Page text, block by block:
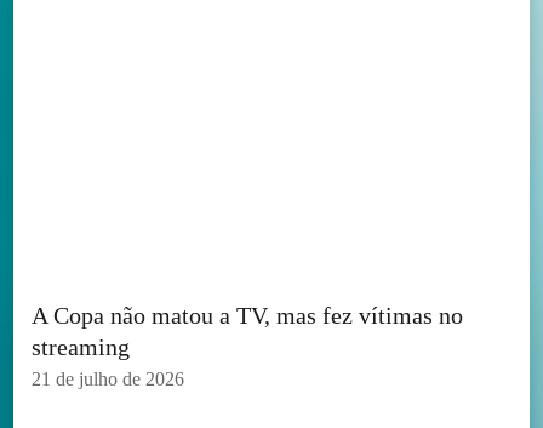
A Copa não matou a TV, mas fez vítimas no
streaming
21 de julho de 2026